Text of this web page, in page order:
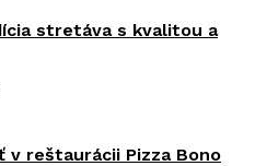
stretáva s kvalitou a
v reštaurácii Pizza Bono